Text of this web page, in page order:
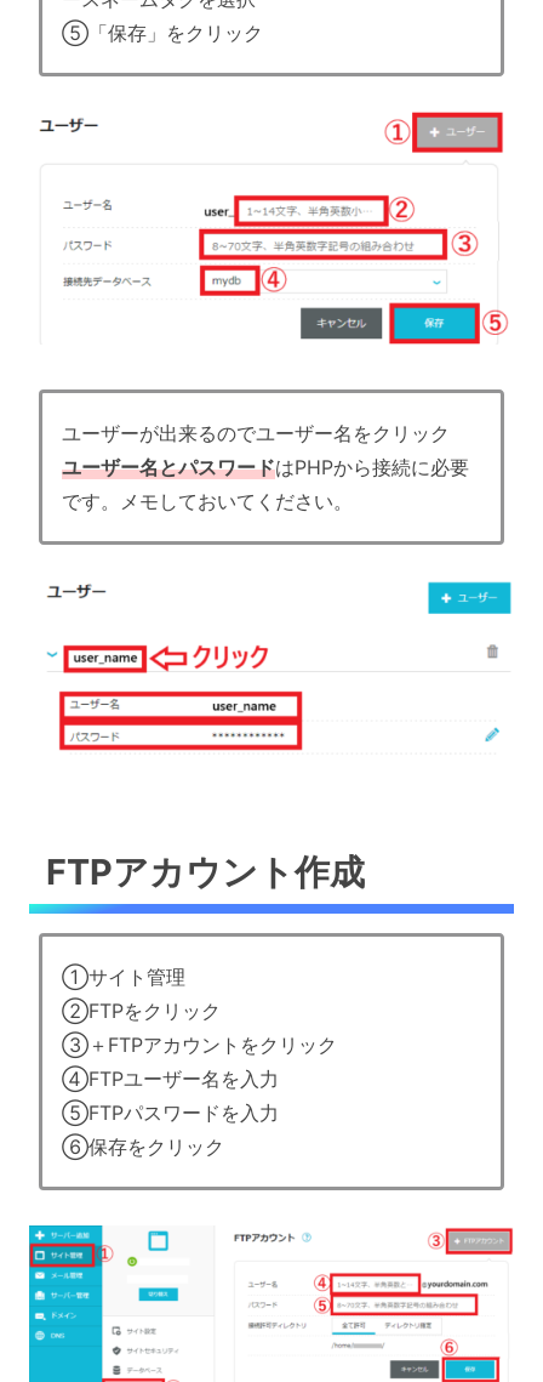
⑤「保存」をクリック
ユーザーが出来るのでユーザー名をクリック
ユーザー名とパスワードはPHPから接続に必要
です。メモしておいてください。
FTPアカウント作成
①サイト管理
②FTPをクリック
③＋FTPアカウントをクリック
④FTPユーザー名を入力
⑤FTPパスワードを入力
⑥保存をクリック